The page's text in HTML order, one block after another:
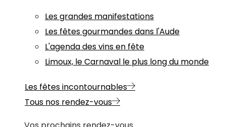
Les grandes manifestations
Les fêtes gourmandes dans l'Aude
L'agenda des vins en fête
Limoux, le Carnaval le plus long du monde
Les fêtes incontournables
Tous nos rendez-vous